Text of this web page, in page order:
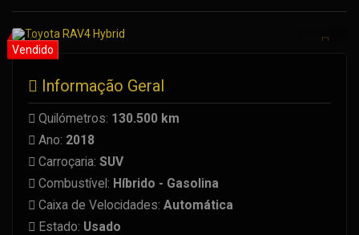
Informação Geral
Quilómetros: 130.500 km
Ano: 2018
Carroçaria: SUV
Combustível: Híbrido - Gasolina
Caixa de Velocidades: Automática
Estado: Usado